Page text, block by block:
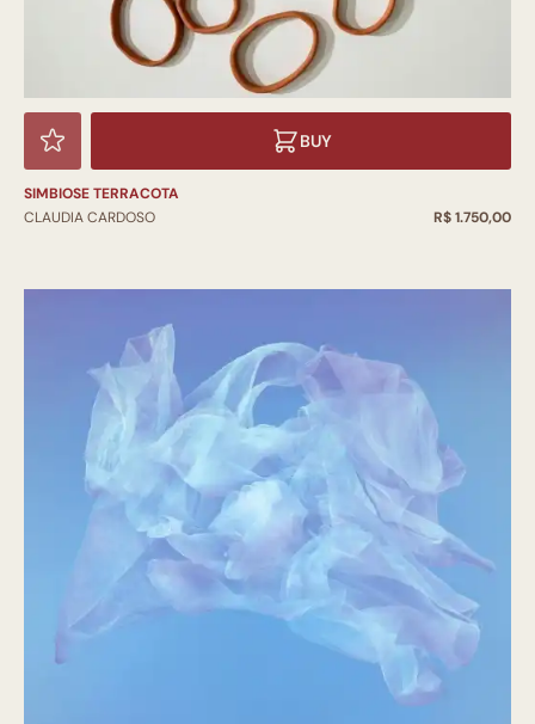
BUY
SIMBIOSE TERRACOTA
CLAUDIA CARDOSO
R$ 1.750,00